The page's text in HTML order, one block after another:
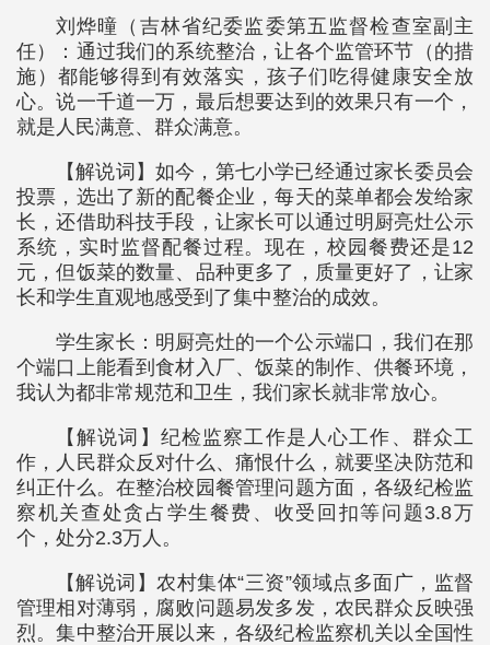
刘烨曈（吉林省纪委监委第五监督检查室副主
任）：通过我们的系统整治，让各个监管环节（的措
施）都能够得到有效落实，孩子们吃得健康安全放
心。说一千道一万，最后想要达到的效果只有一个，
就是人民满意、群众满意。
【解说词】如今，第七小学已经通过家长委员会
投票，选出了新的配餐企业，每天的菜单都会发给家
长，还借助科技手段，让家长可以通过明厨亮灶公示
系统，实时监督配餐过程。现在，校园餐费还是12
元，但饭菜的数量、品种更多了，质量更好了，让家
长和学生直观地感受到了集中整治的成效。
学生家长：明厨亮灶的一个公示端口，我们在那
个端口上能看到食材入厂、饭菜的制作、供餐环境，
我认为都非常规范和卫生，我们家长就非常放心。
【解说词】纪检监察工作是人心工作、群众工
作，人民群众反对什么、痛恨什么，就要坚决防范和
纠正什么。在整治校园餐管理问题方面，各级纪检监
察机关查处贪占学生餐费、收受回扣等问题3.8万
个，处分2.3万人。
【解说词】农村集体“三资”领域点多面广，监督
管理相对薄弱，腐败问题易发多发，农民群众反映强
烈。集中整治开展以来，各级纪检监察机关以全国性